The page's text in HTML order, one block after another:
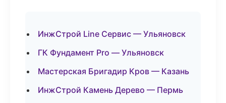
ИнжСтрой Line Сервис — Ульяновск
ГК Фундамент Pro — Ульяновск
Мастерская Бригадир Кров — Казань
ИнжСтрой Камень Дерево — Пермь